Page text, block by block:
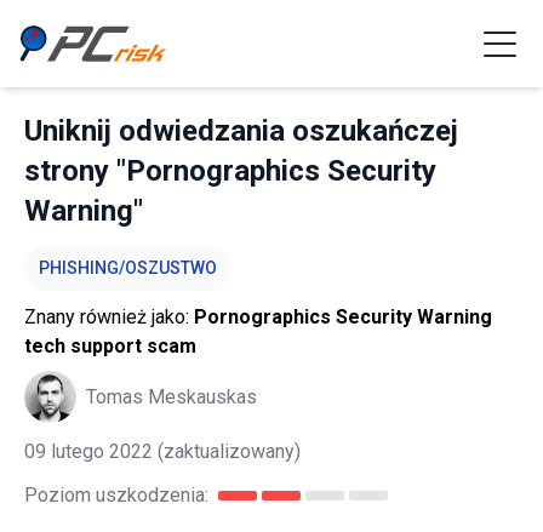
Uniknij odwiedzania oszukańczej
strony "Pornographics Security
Warning"
PHISHING/OSZUSTWO
Znany również jako: Pornographics Security Warning
tech support scam
Tomas Meskauskas
09 lutego 2022 (zaktualizowany)
Poziom uszkodzenia: